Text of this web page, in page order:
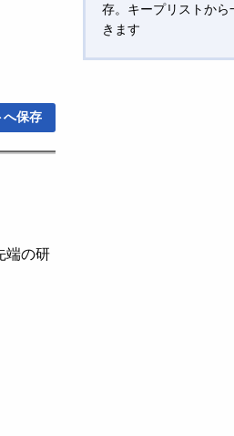
保存
端の研
存。キープリストから
きます